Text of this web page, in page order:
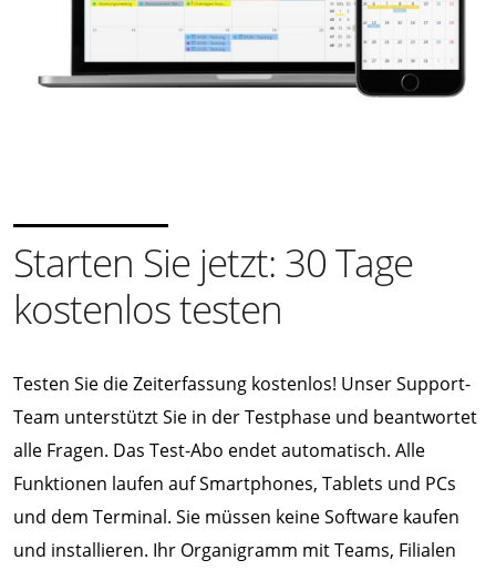
Starten Sie jetzt: 30 Tage
kostenlos testen
Testen Sie die Zeiterfassung kostenlos! Unser Support-
Team unterstützt Sie in der Testphase und beantwortet
alle Fragen. Das Test-Abo endet automatisch. Alle
Funktionen laufen auf Smartphones, Tablets und PCs
und dem Terminal. Sie müssen keine Software kaufen
und installieren. Ihr Organigramm mit Teams, Filialen